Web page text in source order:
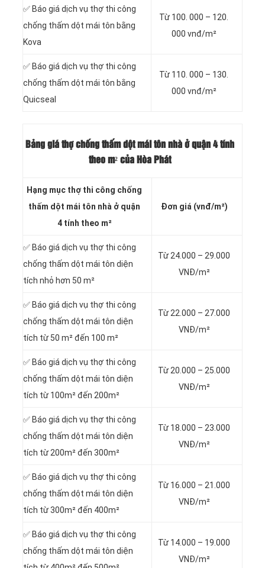
✅ Báo giá dịch vụ thợ thi công
chống thấm dột mái tôn bằng
Kova
Từ 100. 000 – 120.
000 vnđ/m²
✅ Báo giá dịch vụ thợ thi công
chống thấm dột mái tôn bằng
Quicseal
Từ 110. 000 – 130.
000 vnđ/m²
Bảng giá thợ chống thấm dột mái tôn nhà ở quận 4 tính
theo m² của Hòa Phát
Hạng mục thợ thi công chống
thấm dột mái tôn nhà ở quận
4 tính theo m²
Đơn giá (vnđ/m²)
✅ Báo giá dịch vụ thợ thi công
chống thấm dột mái tôn diện
tích nhỏ hơn 50 m²
Từ 24.000 – 29.000
VNĐ/m²
✅ Báo giá dịch vụ thợ thi công
chống thấm dột mái tôn diện
tích từ 50 m² đến 100 m²
Từ 22.000 – 27.000
VNĐ/m²
✅ Báo giá dịch vụ thợ thi công
chống thấm dột mái tôn diện
tích từ 100m² đến 200m²
Từ 20.000 – 25.000
VNĐ/m²
✅ Báo giá dịch vụ thợ thi công
chống thấm dột mái tôn diện
tích từ 200m² đến 300m²
Từ 18.000 – 23.000
VNĐ/m²
✅ Báo giá dịch vụ thợ thi công
chống thấm dột mái tôn diện
tích từ 300m² đến 400m²
Từ 16.000 – 21.000
VNĐ/m²
✅ Báo giá dịch vụ thợ thi công
chống thấm dột mái tôn diện
Từ 14.000 – 19.000
VNĐ/m²